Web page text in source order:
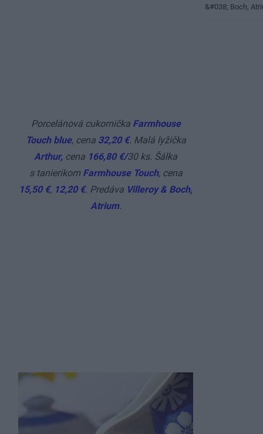
Porcelánová cukornička Farmhouse
Touch blue, cena 32,20 €. Malá lyžička
Arthur, cena 166,80€/30 ks. Šálka
s tanierikom Farmhouse Touch, cena
15,50 €, 12,20 €. Predáva Villeroy & Boch,
Atrium.
&#038; Boch,